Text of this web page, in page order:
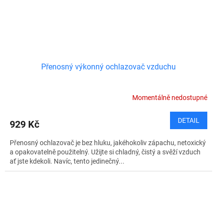
Přenosný výkonný ochlazovač vzduchu
Momentálně nedostupné
929 Kč DETAIL
Přenosný ochlazovač je bez hluku, jakéhokoliv zápachu, netoxický
a opakovatelně použitelný. Užijte si chladný, čistý a svěží vzduch
ať jste kdekoli. Navíc, tento jedinečný...